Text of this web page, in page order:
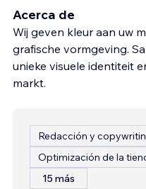
Acerca de
Wij geven kleur aan uw
grafische vormgeving.
unieke visuele identiteit
markt.
Redacción y
Optimización de la
15 más